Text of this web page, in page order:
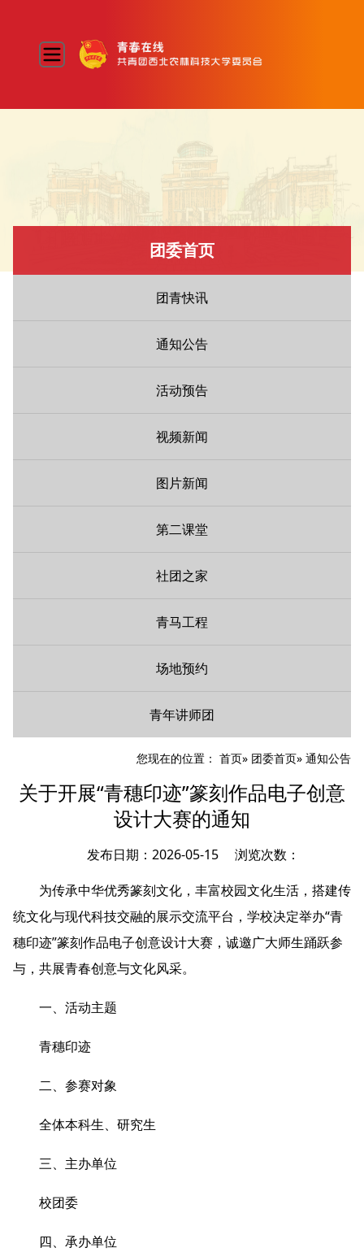
团委首页
团青快讯
通知公告
活动预告
视频新闻
图片新闻
第二课堂
社团之家
青马工程
场地预约
青年讲师团
您现在的位置： 首页» 团委首页» 通知公告
关于开展“青穗印迹”篆刻作品电子创意
设计大赛的通知
发布日期：2026-05-15 浏览次数：
为传承中华优秀篆刻文化，丰富校园文化生活，搭建传
统文化与现代科技交融的展示交流平台，学校决定举办“青
穗印迹”篆刻作品电子创意设计大赛，诚邀广大师生踊跃参
与，共展青春创意与文化风采。
一、活动主题
青穗印迹
二、参赛对象
全体本科生、研究生
三、主办单位
校团委
四、承办单位